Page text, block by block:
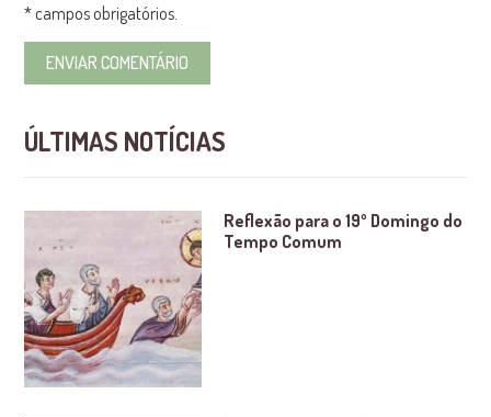
* campos obrigatórios.
ÚLTIMAS NOTÍCIAS
Reflexão para o 19º Domingo do
Tempo Comum